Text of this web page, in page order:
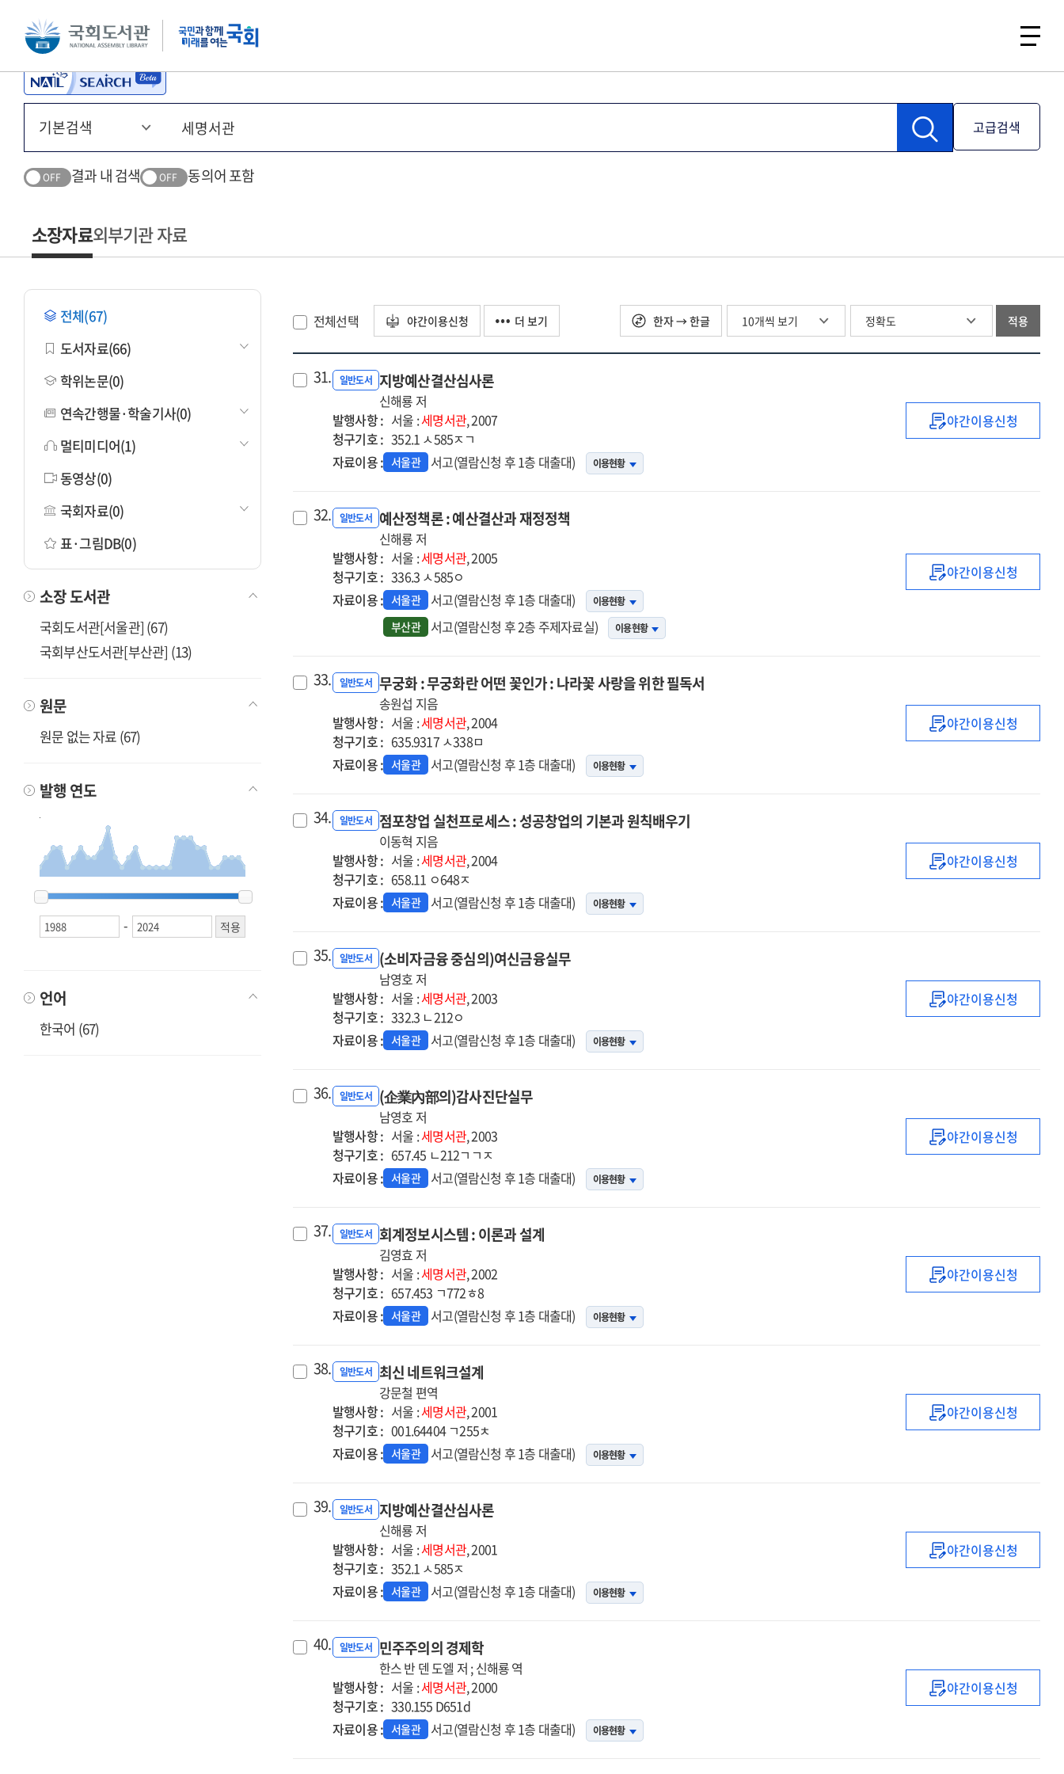
본문 바로가기 주메뉴 바로가기
고급검색
OFF 결과 내 검색 OFF 동의어 포함
소장자료외부기관 자료
전체(67)
도서자료(66)
학위논문(0)
연속간행물·학술기사(0)
멀티미디어(1)
동영상(0)
국회자료(0)
표·그림DB(0)
소장 도서관
국회도서관[서울관] (67)
국회부산도서관[부산관] (13)
원문
원문 없는 자료 (67)
발행 연도
-
언어
한국어 (67)
전체선택 야간이용신청 더 보기 한자 → 한글 적용
31. 일반도서 지방예산결산심사론
신해룡 저
발행사항 : 서울 :세명서관, 2007
청구기호 : 352.1 ㅅ585ㅈㄱ
자료이용 : 서울관 서고(열람신청 후 1층 대출대) 이용현황
지방예산결산심
야간이용신청
32. 일반도서 예산정책론 : 예산결산과 재정정책
신해룡 저
발행사항 : 서울 :세명서관, 2005
청구기호 : 336.3 ㅅ585ㅇ
자료이용 : 서울관 서고(열람신청 후 1층 대출대) 이용현황
부산관 서고(열람신청 후 2층 주제자료실) 이용현황
예산정책론
야간이용신청
33. 일반도서 무궁화 : 무궁화란 어떤 꽃인가 : 나라꽃 사랑을 위한 필독서
송원섭 지음
발행사항 : 서울 :세명서관, 2004
청구기호 : 635.9317 ㅅ338ㅁ
자료이용 : 서울관 서고(열람신청 후 1층 대출대) 이용현황
무궁화
나라꽃
사랑을
위한
야간이용신청
34. 일반도서 점포창업 실천프로세스 : 성공창업의 기본과 원칙배우기
이동혁 지음
발행사항 : 서울 :세명서관, 2004
청구기호 : 658.11 ㅇ648ㅈ
자료이용 : 서울관 서고(열람신청 후 1층 대출대) 이용현황
점포창업
야간이용신청
35. 일반도서 (소비자금융 중심의)여신금융실무
남영호 저
발행사항 : 서울 :세명서관, 2003
청구기호 : 332.3 ㄴ212ㅇ
자료이용 : 서울관 서고(열람신청 후 1층 대출대) 이용현황
(소비자금융
야간이용신청
36. 일반도서 (企業內部의)감사진단실무
남영호 저
발행사항 : 서울 :세명서관, 2003
청구기호 : 657.45 ㄴ212ㄱㄱㅈ
자료이용 : 서울관 서고(열람신청 후 1층 대출대) 이용현황
(企業內部의)
야간이용신청
37. 일반도서 회계정보시스템 : 이론과 설계
김영효 저
발행사항 : 서울 :세명서관, 2002
청구기호 : 657.453 ㄱ772ㅎ8
자료이용 : 서울관 서고(열람신청 후 1층 대출대) 이용현황
회계정보시스템
야간이용신청
38. 일반도서 최신 네트워크설계
강문철 편역
발행사항 : 서울 :세명서관, 2001
청구기호 : 001.64404 ㄱ255ㅊ
자료이용 : 서울관 서고(열람신청 후 1층 대출대) 이용현황
최신
야간이용신청
39. 일반도서 지방예산결산심사론
신해룡 저
발행사항 : 서울 :세명서관, 2001
청구기호 : 352.1 ㅅ585ㅈ
자료이용 : 서울관 서고(열람신청 후 1층 대출대) 이용현황
지방예산결산심
야간이용신청
40. 일반도서 민주주의의 경제학
한스 반 덴 도엘 저 ; 신해룡 역
발행사항 : 서울 :세명서관, 2000
청구기호 : 330.155 D651d
자료이용 : 서울관 서고(열람신청 후 1층 대출대) 이용현황
민주주의의
야간이용신청